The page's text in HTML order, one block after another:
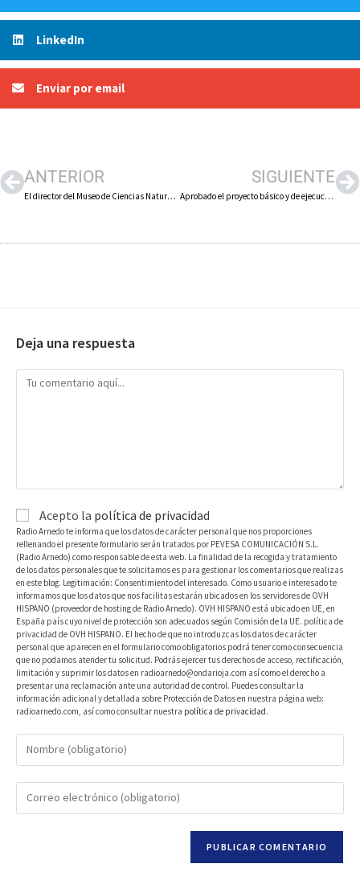
LinkedIn
Enviar por email
ANTERIOR
El director del Museo de Ciencias Naturales de Arnedo, Santiago Jiménez, fallecido este 15 de agosto, recibirá un importante homenaje cuando las circunstancias lo permitan
SIGUIENTE
Aprobado el proyecto básico y de ejecución de obra de conservación de un tramo de la muralla romana de Calahorra
Deja una respuesta
Acepto la política de privacidad
Radio Arnedo te informa que los datos de carácter personal que nos proporciones
rellenando el presente formulario serán tratados por PEVESA COMUNICACIÓN S.L.
(Radio Arnedo) como responsable de esta web. La finalidad de la recogida y tratamiento
de los datos personales que te solicitamos es para gestionar los comentarios que realizas
en este blog. Legitimación: Consentimiento del interesado. Como usuario e interesado te
informamos que los datos que nos facilitas estarán ubicados en los servidores de OVH
HISPANO (proveedor de hosting de Radio Arnedo). OVH HISPANO está ubicado en UE, en
España país cuyo nivel de protección son adecuados según Comisión de la UE. política de
privacidad de OVH HISPANO. El hecho de que no introduzcas los datos de carácter
personal que aparecen en el formulario como obligatorios podrá tener como consecuencia
que no podamos atender tu solicitud. Podrás ejercer tus derechos de acceso, rectificación,
limitación y suprimir los datos en radioarnedo@ondarioja.com así como el derecho a
presentar una reclamación ante una autoridad de control. Puedes consultar la
información adicional y detallada sobre Protección de Datos en nuestra página web:
radioarnedo.com, así como consultar nuestra política de privacidad.